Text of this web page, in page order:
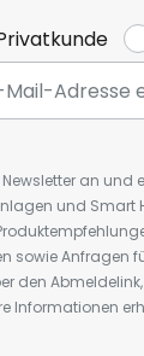
an
und Smart
sowie Anfragen
den
Informationen